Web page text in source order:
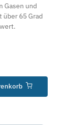
Gasen und
über 65 Grad